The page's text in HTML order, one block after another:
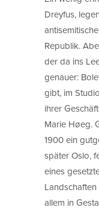
Dreyfus,
Republik.
der da ins
genauer:
gibt, im
ihrer
Marie Høeg.
1900 ein
später Oslo,
eines
allem in